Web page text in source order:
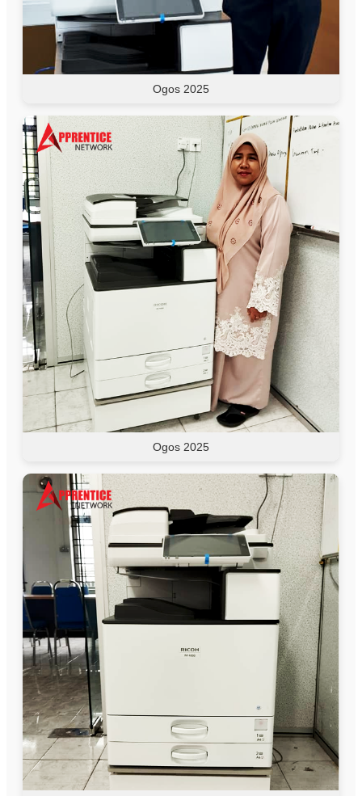
Ogos 2025
Ogos 2025